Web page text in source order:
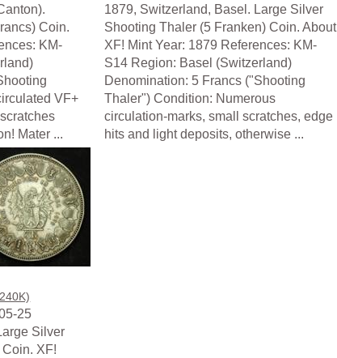
Coin.
KM-
VF+
Mater ...
1879, Switzerland, Basel. Large Silver
Shooting Thaler (5 Franken) Coin. About
XF! Mint Year: 1879 References: KM-
S14 Region: Basel (Switzerland)
Denomination: 5 Francs ("Shooting
Thaler") Condition: Numerous
circulation-marks, small scratches, edge
hits and light deposits, otherwise ...
25
Silver
XF!